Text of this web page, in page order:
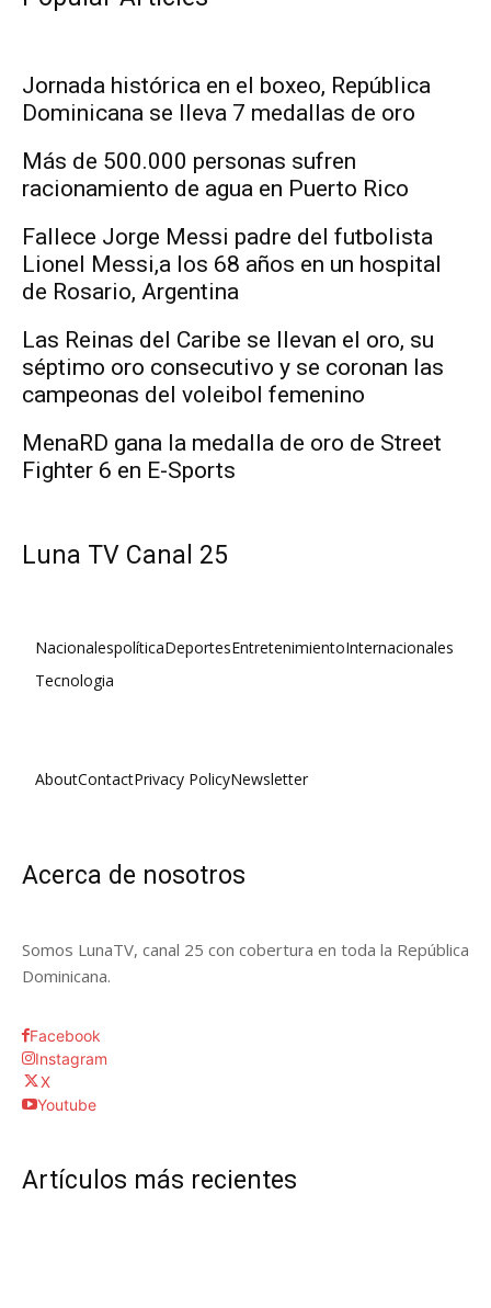
Jornada histórica en el boxeo, República
Dominicana se lleva 7 medallas de oro
Más de 500.000 personas sufren
racionamiento de agua en Puerto Rico
Fallece Jorge Messi padre del futbolista
Lionel Messi,a los 68 años en un hospital
de Rosario, Argentina
Las Reinas del Caribe se llevan el oro, su
séptimo oro consecutivo y se coronan las
campeonas del voleibol femenino
MenaRD gana la medalla de oro de Street
Fighter 6 en E-Sports
Luna TV Canal 25
NacionalespolíticaDeportesEntretenimientoInternacionales
Tecnologia
AboutContactPrivacy PolicyNewsletter
Acerca de nosotros
Somos LunaTV, canal 25 con cobertura en toda la República
Dominicana.
Facebook
Instagram
X
Youtube
Artículos más recientes